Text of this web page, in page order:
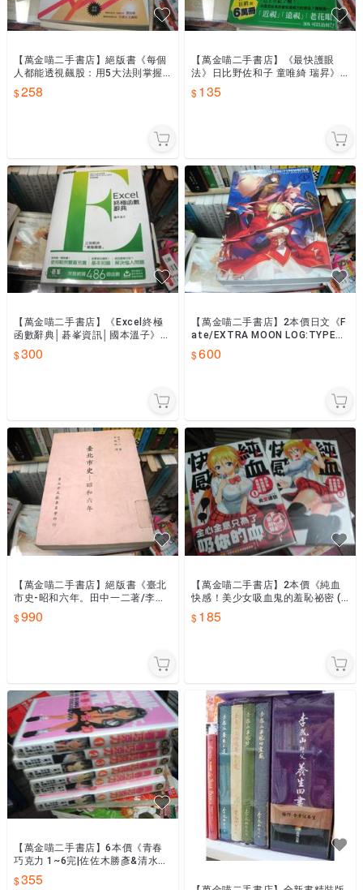
【萬金喵二手書店】絕版書《每個
人都能透視飆股：用5大法則掌握
飆股的長相│奧山月仁│商周》#68
HYC2
258
【萬金喵二手書店】《最快護眼
法》日比野佐和子 童唯綺 瑞昇》#
68HYC2
135
【萬金喵二手書店】《Excel終極
函數辭典│碁峯資訊│國本溫子》#
68HYC2
300
【萬金喵二手書店】2本價日文《F
ate/EXTRA MOON LOG:TYPEW
RITER 1+II 》#68奈須蘑菇
600
【萬金喵二手書店】絕版書《臺北
市史-昭和六年。田中一二著/李朝
熙譯/臺北市文獻委員會印行》台
北市史#68HYC2
990
【萬金喵二手書店】2本價《純血
快感！美少女吸血鬼的羞恥祕密 (1
+2) 炎堂達也 角川》#67HX12
185
【萬金喵二手書店】6本價《青春
巧克力 1~6完|佐佐木勝彥&清水沢
亮。東立》#67HX12
355